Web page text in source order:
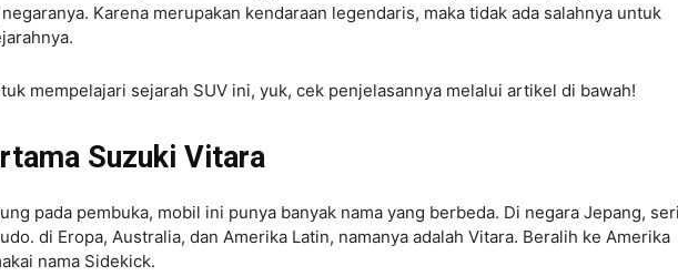
Karena merupakan kendaraan legendaris, maka tidak ada salahnya untuk
mempelajari sejarah SUV ini, yuk, cek penjelasannya melalui artikel di bawah!
Suzuki Vitara
pada pembuka, mobil ini punya banyak nama yang berbeda. Di negara Jepang, seri
di Eropa, Australia, dan Amerika Latin, namanya adalah Vitara. Beralih ke Amerika
nama Sidekick.